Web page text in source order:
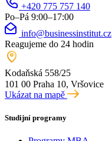
+420 775 757 140
Po–Pá 9:00–17:00
info@businessinstitut.cz
Reagujeme do 24 hodin
Kodaňská 558/25
101 00 Praha 10, Vršovice
Ukázat na mapě
Studijní programy